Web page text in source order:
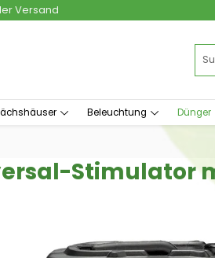
Versand
Beleuchtung Dünger
Stimulator